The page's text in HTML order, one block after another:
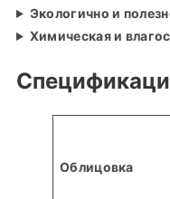
Экологично и
Химическая и
Облицовка